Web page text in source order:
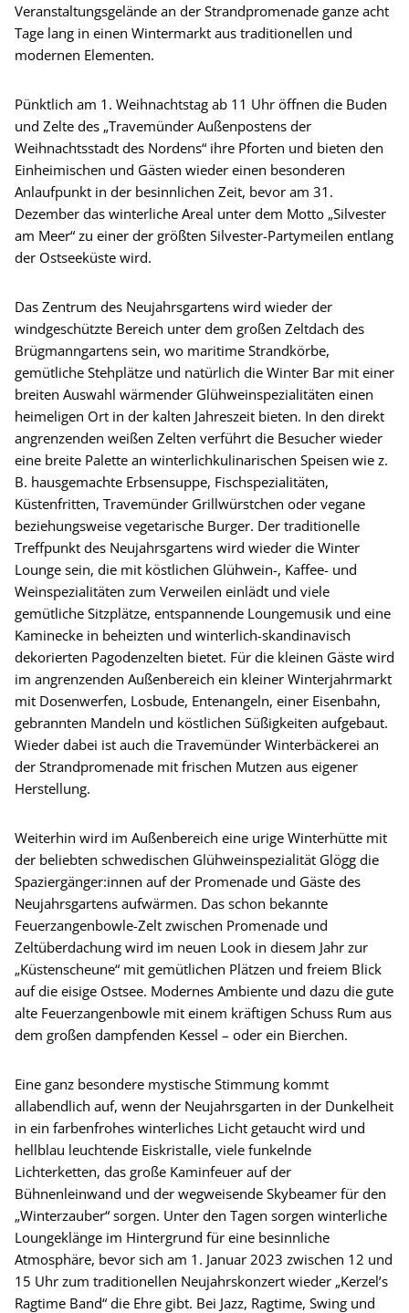
Veranstaltungsgelände an der Strandpromenade ganze acht
Tage lang in einen Wintermarkt aus traditionellen und
modernen Elementen.
Pünktlich am 1. Weihnachtstag ab 11 Uhr öffnen die Buden
und Zelte des „Travemünder Außenpostens der
Weihnachtsstadt des Nordens“ ihre Pforten und bieten den
Einheimischen und Gästen wieder einen besonderen
Anlaufpunkt in der besinnlichen Zeit, bevor am 31.
Dezember das winterliche Areal unter dem Motto „Silvester
am Meer“ zu einer der größten Silvester-Partymeilen entlang
der Ostseeküste wird.
Das Zentrum des Neujahrsgartens wird wieder der
windgeschützte Bereich unter dem großen Zeltdach des
Brügmanngartens sein, wo maritime Strandkörbe,
gemütliche Stehplätze und natürlich die Winter Bar mit einer
breiten Auswahl wärmender Glühweinspezialitäten einen
heimeligen Ort in der kalten Jahreszeit bieten. In den direkt
angrenzenden weißen Zelten verführt die Besucher wieder
eine breite Palette an winterlichkulinarischen Speisen wie z.
B. hausgemachte Erbsensuppe, Fischspezialitäten,
Küstenfritten, Travemünder Grillwürstchen oder vegane
beziehungsweise vegetarische Burger. Der traditionelle
Treffpunkt des Neujahrsgartens wird wieder die Winter
Lounge sein, die mit köstlichen Glühwein-, Kaffee- und
Weinspezialitäten zum Verweilen einlädt und viele
gemütliche Sitzplätze, entspannende Loungemusik und eine
Kaminecke in beheizten und winterlich-skandinavisch
dekorierten Pagodenzelten bietet. Für die kleinen Gäste wird
im angrenzenden Außenbereich ein kleiner Winterjahrmarkt
mit Dosenwerfen, Losbude, Entenangeln, einer Eisenbahn,
gebrannten Mandeln und köstlichen Süßigkeiten aufgebaut.
Wieder dabei ist auch die Travemünder Winterbäckerei an
der Strandpromenade mit frischen Mutzen aus eigener
Herstellung.
Weiterhin wird im Außenbereich eine urige Winterhütte mit
der beliebten schwedischen Glühweinspezialität Glögg die
Spaziergänger:innen auf der Promenade und Gäste des
Neujahrsgartens aufwärmen. Das schon bekannte
Feuerzangenbowle-Zelt zwischen Promenade und
Zeltüberdachung wird im neuen Look in diesem Jahr zur
„Küstenscheune“ mit gemütlichen Plätzen und freiem Blick
auf die eisige Ostsee. Modernes Ambiente und dazu die gute
alte Feuerzangenbowle mit einem kräftigen Schuss Rum aus
dem großen dampfenden Kessel – oder ein Bierchen.
Eine ganz besondere mystische Stimmung kommt
allabendlich auf, wenn der Neujahrsgarten in der Dunkelheit
in ein farbenfrohes winterliches Licht getaucht wird und
hellblau leuchtende Eiskristalle, viele funkelnde
Lichterketten, das große Kaminfeuer auf der
Bühnenleinwand und der wegweisende Skybeamer für den
„Winterzauber“ sorgen. Unter den Tagen sorgen winterliche
Loungeklänge im Hintergrund für eine besinnliche
Atmosphäre, bevor sich am 1. Januar 2023 zwischen 12 und
15 Uhr zum traditionellen Neujahrskonzert wieder „Kerzel’s
Ragtime Band“ die Ehre gibt. Bei Jazz, Ragtime, Swing und